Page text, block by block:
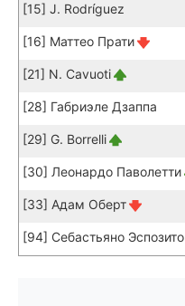
[15] J. Rodríguez
[16] Маттео Прати
[21] N. Cavuoti
[28] Габриэле Дзаппа
[29] G. Borrelli
[30] Леонардо Паволетти
[33] Адам Оберт
[94] Себастьяно Эспозито